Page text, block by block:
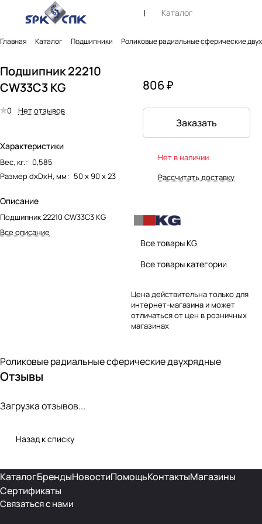
Каталог
Главная Каталог Подшипники Роликовые радиальные сферические
Подшипник 22210
CW33C3 KG
0 Нет отзывов
Характеристики
Вес, кг.: 0,585
Размер dxDxH, мм: 50 х 90 х 23
Описание
Подшипник 22210 CW33C3 KG
Все описание
806 ₽
Заказать
Нет в наличии
Рассчитать доставку
Все товары KG
Все товары категории
Цена действительна только для
интернет-магазина и может
отличаться от цен в розничных
магазинах
Роликовые радиальные сферические двухрядные
Отзывы
Загрузка отзывов...
Назад к списку
КаталогБрендыНовостиПомощьКонтактыМагазины
Сертификаты
Связаться с нами